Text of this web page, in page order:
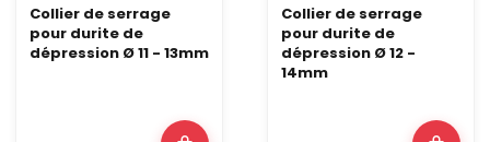
Collier de serrage
pour durite de
dépression Ø 11 - 13mm
Collier de serrage
pour durite de
dépression Ø 12 -
14mm